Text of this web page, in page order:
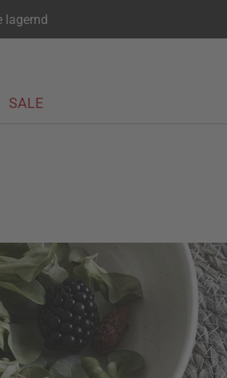
lagernd
SALE